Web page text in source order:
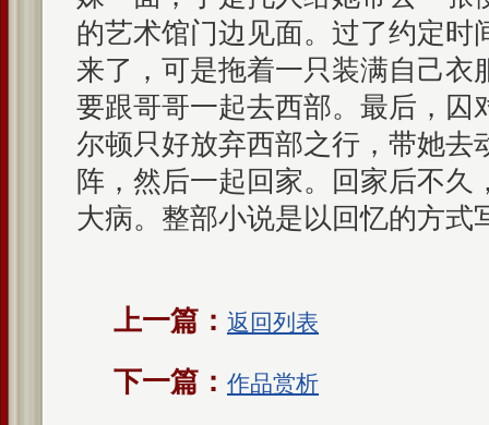
的艺术馆门边见面。过了约定时
来了，可是拖着一只装满自己衣
要跟哥哥一起去西部。最后，囚
尔顿只好放弃西部之行，带她去
阵，然后一起回家。回家后不久
大病。整部小说是以回忆的方式
上一篇： 返回列表
下一篇： 作品赏析